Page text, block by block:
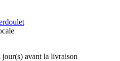
jour(s) avant la livraison